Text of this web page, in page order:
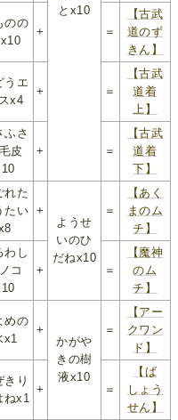
とx10
のの
+ ＝
【古武
道のず
きん】
うエ
x4
+ ＝
【古武
道着
上】
ふさ
皮
+ ＝
【古武
道着
下】
れた
たい
+
ようせ
いのひ
だねx10
＝
【あく
まのム
チ】
わし
コ
+ ＝
【魔神
のム
チ】
めの
x1
+
かがや
きの樹
液x10
＝
【アー
クワン
ド】
きり
ねx1
+ ＝
【ば
しょう
せん】